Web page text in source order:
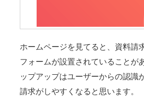
ホームページを見てると、資料請
フォームが設置されていることが
ップアップはユーザーからの認識
請求がしやすくなると思います。